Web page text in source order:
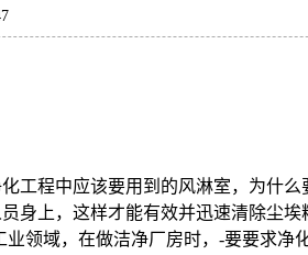
工程中应该要用到的风淋室，为什么
身上，这样才能有效并迅速清除尘埃
领域，在做洁净厂房时，-要要求净